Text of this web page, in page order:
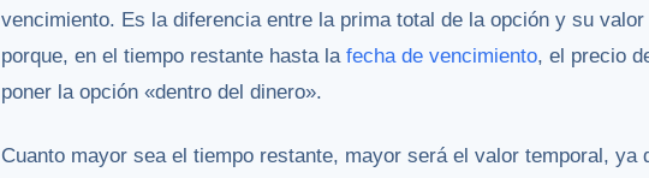
vencimiento. Es la diferencia entre la prima total de la opción y su
porque, en el tiempo restante hasta la fecha de vencimiento, el precio
poner la opción «dentro del dinero».
Cuanto mayor sea el tiempo restante, mayor será el valor temporal, ya